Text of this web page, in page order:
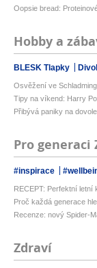
Oopsie bread:
Hobby a
BLESK Tlapky
Osvěžení ve
Tipy na víkend: Harry
Přibývá paniky na
Pro generaci
#inspirace
RECEPT: Perfektní letní
Proč každá generace
Recenze: nový Spider-
Zdraví